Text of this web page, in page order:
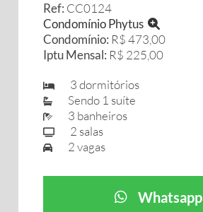
Ref: CC0124
Condomínio Phytus
Condomínio: R$ 473,00
Iptu Mensal: R$ 225,00
3 dormitórios
Sendo 1 suíte
3 banheiros
2 salas
2 vagas
Whatsapp